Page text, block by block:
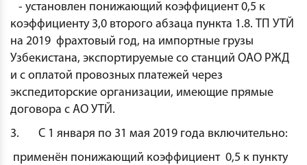
- установлен понижающий коэффициент 0,5 к
коэффициенту 3,0 второго абзаца пункта 1.8. ТП УТЙ
на 2019 фрахтовый год, на импортные грузы
Узбекистана, экспортируемые со станций ОАО РЖД
и с оплатой провозных платежей через
экспедиторские организации, имеющие прямые
договора с АО УТЙ.
3. С 1 января по 31 мая 2019 года включительно:
применён понижающий коэффициент 0,5 к пункту